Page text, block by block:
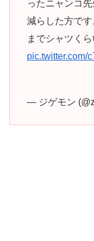
ったニャンコ
減らした方で
までシャツく
pic.twitter.com/
— ジゲモン